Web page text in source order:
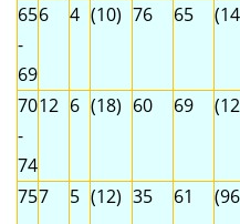
65
-
69
6 4 (10) 76 65
70
-
74
12 6 (18) 60 69
757 5 (12) 35 61